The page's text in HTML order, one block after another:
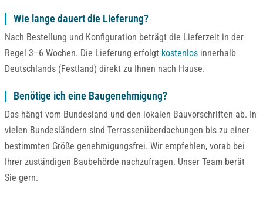
Wie lange dauert die Lieferung?
Nach Bestellung und Konfiguration beträgt die Lieferzeit in der
Regel 3–6 Wochen. Die Lieferung erfolgt kostenlos innerhalb
Deutschlands (Festland) direkt zu Ihnen nach Hause.
Benötige ich eine Baugenehmigung?
Das hängt vom Bundesland und den lokalen Bauvorschriften ab. In
vielen Bundesländern sind Terrassenüberdachungen bis zu einer
bestimmten Größe genehmigungsfrei. Wir empfehlen, vorab bei
Ihrer zuständigen Baubehörde nachzufragen. Unser Team berät
Sie gern.